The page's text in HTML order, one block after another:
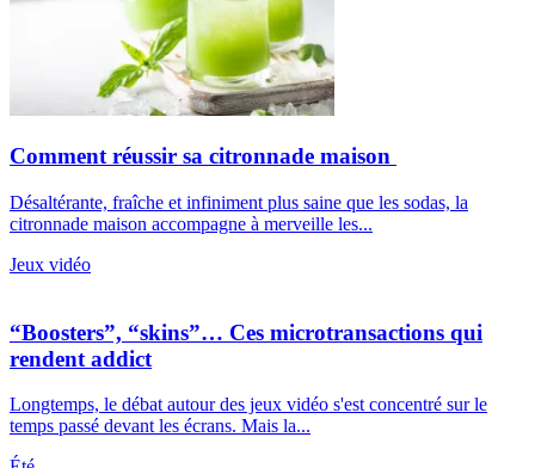
Comment réussir sa citronnade maison
Désaltérante, fraîche et infiniment plus saine que les sodas, la
citronnade maison accompagne à merveille les...
Jeux vidéo
“Boosters”, “skins”… Ces microtransactions qui
rendent addict
Longtemps, le débat autour des jeux vidéo s'est concentré sur le
temps passé devant les écrans. Mais la...